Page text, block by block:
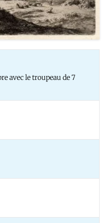
avec le troupeau de 7